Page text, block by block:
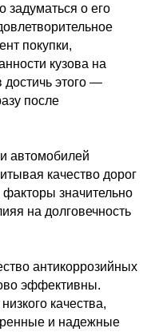
задуматься о его
покупки,
кузова на
достичь этого —
после
автомобилей
качество дорог
значительно
на долговечность
антикоррозийных
эффективны.
качества,
и надежные